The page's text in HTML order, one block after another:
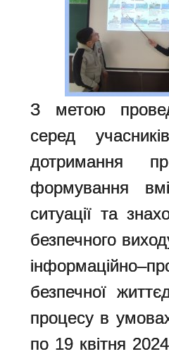
З метою
серед
дотримання
формування
ситуації та
безпечного
безпечної
процесу в
по 19 квітня